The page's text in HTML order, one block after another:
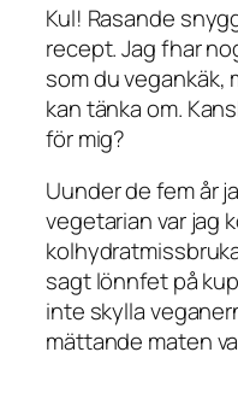
Kul! Rasande
recept. Jag fhar
som du vegankäk,
kan tänka om.
för mig?
Uunder de fem år
vegetarian var jag
sagt lönnfet på
inte skylla
mättande maten